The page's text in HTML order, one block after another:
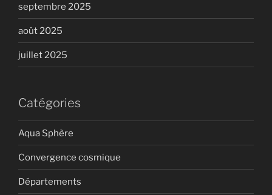
septembre 2025
août 2025
juillet 2025
Catégories
Aqua Sphère
Convergence cosmique
Départements